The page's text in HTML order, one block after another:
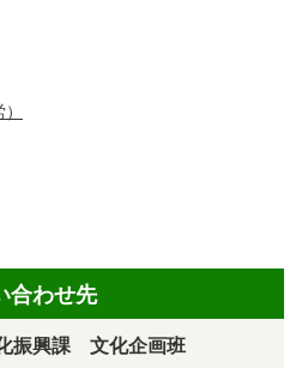
合わせ先
振興課 文化企画班